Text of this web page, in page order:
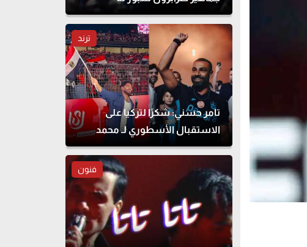
ترند
تامر حسني: شكرًا لتركيا على
الاستقبال الأسطوري لـ محمد
صلاح
فنون